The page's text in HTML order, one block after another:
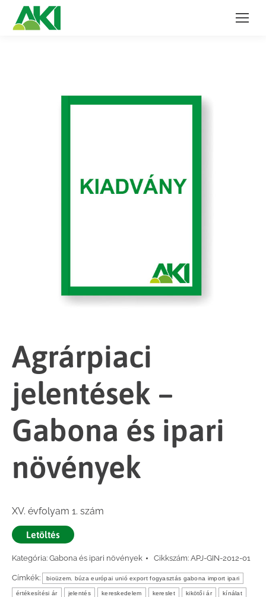
Agrárpiaci
jelentések –
Gabona és ipari
növények
XV. évfolyam 1. szám
Letöltés
Kategória: Gabona és ipari növények Cikkszám: APJ-GIN-2012-01
Címkék: bioüzem. búza európai unió export fogyasztás gabona import ipari
értékesítési ár jelentés kereskedelem kereslet kikötői ár kínálat